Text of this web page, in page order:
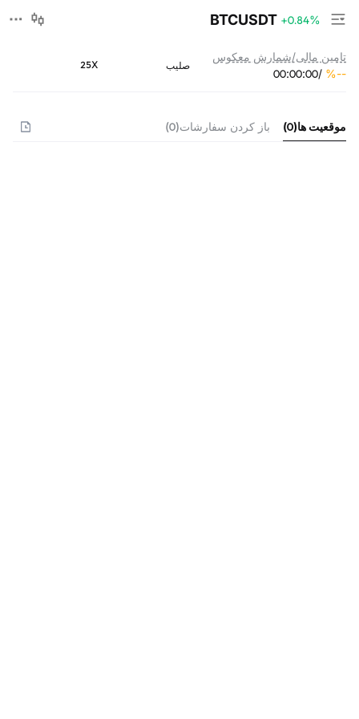
BTCUSDT +0.84%
تامین مالی/شمارش معکوس
--
%
/
00:00:00
صلیب 25X
موقعیت ها(
0
) باز کردن سفارشات(
0
)